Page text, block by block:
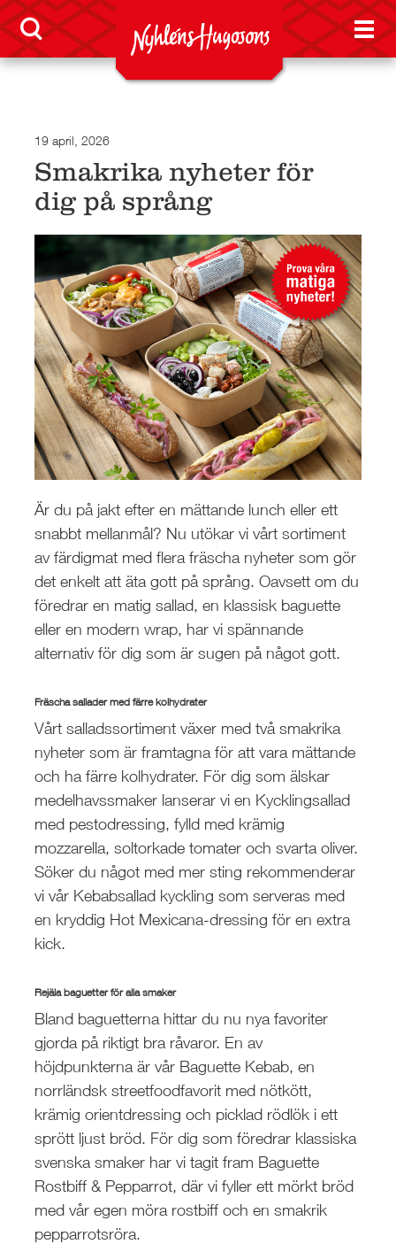
19 april, 2026
Smakrika nyheter för
dig på språng
Är du på jakt efter en mättande lunch eller ett
snabbt mellanmål? Nu utökar vi vårt sortiment
av färdigmat med flera fräscha nyheter som gör
det enkelt att äta gott på språng. Oavsett om du
föredrar en matig sallad, en klassisk baguette
eller en modern wrap, har vi spännande
alternativ för dig som är sugen på något gott.
Fräscha sallader med färre kolhydrater
Vårt salladssortiment växer med två smakrika
nyheter som är framtagna för att vara mättande
och ha färre kolhydrater. För dig som älskar
medelhavssmaker lanserar vi en Kycklingsallad
med pestodressing, fylld med krämig
mozzarella, soltorkade tomater och svarta oliver.
Söker du något med mer sting rekommenderar
vi vår Kebabsallad kyckling som serveras med
en kryddig Hot Mexicana-dressing för en extra
kick.
Rejäla baguetter för alla smaker
Bland baguetterna hittar du nu nya favoriter
gjorda på riktigt bra råvaror. En av
höjdpunkterna är vår Baguette Kebab, en
norrländsk streetfoodfavorit med nötkött,
krämig orientdressing och picklad rödlök i ett
sprött ljust bröd. För dig som föredrar klassiska
svenska smaker har vi tagit fram Baguette
Rostbiff & Pepparrot, där vi fyller ett mörkt bröd
med vår egen möra rostbiff och en smakrik
pepparrotsröra.